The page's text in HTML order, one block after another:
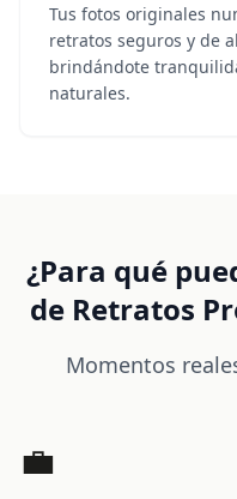
Tus fotos originales
retratos seguros y de
brindándote
naturales.
¿Para qué
de Retratos
Momentos
💼